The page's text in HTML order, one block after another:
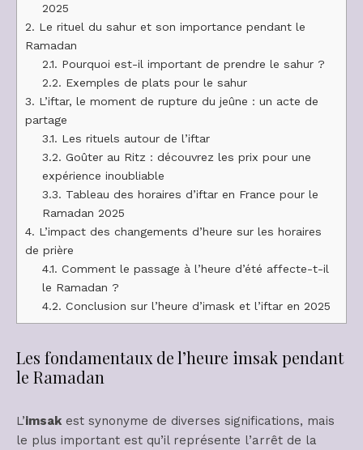
2025
2. Le rituel du sahur et son importance pendant le
Ramadan
2.1. Pourquoi est-il important de prendre le sahur ?
2.2. Exemples de plats pour le sahur
3. L’iftar, le moment de rupture du jeûne : un acte de
partage
3.1. Les rituels autour de l’iftar
3.2. Goûter au Ritz : découvrez les prix pour une
expérience inoubliable
3.3. Tableau des horaires d’iftar en France pour le
Ramadan 2025
4. L’impact des changements d’heure sur les horaires
de prière
4.1. Comment le passage à l’heure d’été affecte-t-il
le Ramadan ?
4.2. Conclusion sur l’heure d’imask et l’iftar en 2025
Les fondamentaux de l’heure imsak pendant
le Ramadan
L’imsak est synonyme de diverses significations, mais
le plus important est qu’il représente l’arrêt de la